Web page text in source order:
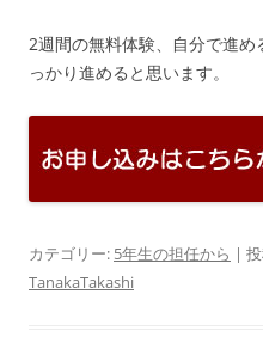
2週間の無料体験、自分で進
っかり進めると思います。
カテゴリー: 5年生の担任から |
TanakaTakashi